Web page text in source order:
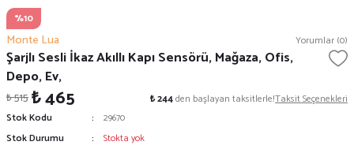
%10
Monte Lua Yorumlar (0)
Şarjlı Sesli İkaz Akıllı Kapı Sensörü, Mağaza, Ofis,
Depo, Ev,
₺ 515₺ 465 ₺ 244den başlayan taksitlerle!Taksit Seçenekleri
Stok Kodu
29670
Stok Durumu
Stokta yok